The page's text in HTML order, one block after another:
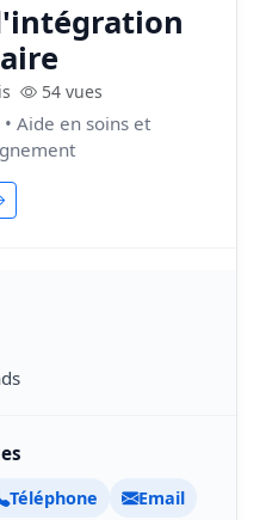
54 vues
Aide en soins et
Téléphone Email